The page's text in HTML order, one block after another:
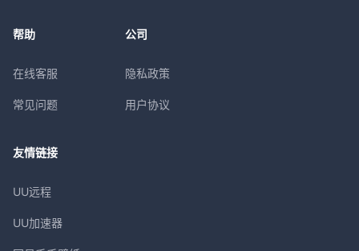
帮助
在线客服
常见问题
公司
隐私政策
用户协议
友情链接
UU远程
UU加速器